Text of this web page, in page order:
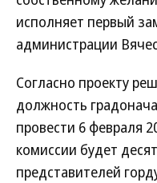
исполняет первый
администрации
Согласно проекту
должность
провести 6 февраля
комиссии будет
представителей